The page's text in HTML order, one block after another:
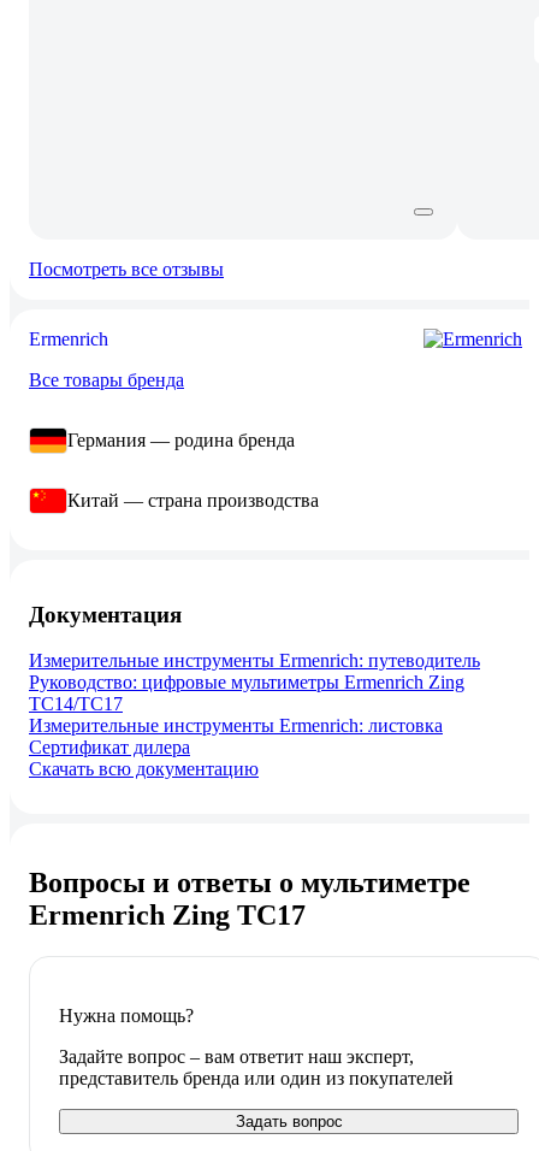
Посмотреть все отзывы
Ermenrich
Все товары бренда
Германия — родина бренда
Китай — страна производства
Документация
Измерительные инструменты Ermenrich: путеводитель
Руководство: цифровые мультиметры Ermenrich Zing
TC14/TC17
Измерительные инструменты Ermenrich: листовка
Сертификат дилера
Скачать всю документацию
Вопросы и ответы о мультиметре
Ermenrich Zing TC17
Нужна помощь?
Задайте вопрос – вам ответит наш эксперт,
представитель бренда или один из покупателей
Задать вопрос